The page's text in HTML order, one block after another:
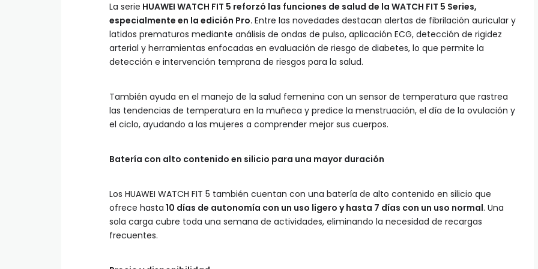
La serie HUAWEI WATCH FIT 5 reforzó las funciones de salud de la WATCH FIT 5 Series,
especialmente en la edición Pro. Entre las novedades destacan alertas de fibrilación auricular y
latidos prematuros mediante análisis de ondas de pulso, aplicación ECG, detección de rigidez
arterial y herramientas enfocadas en evaluación de riesgo de diabetes, lo que permite la
detección e intervención temprana de riesgos para la salud.
También ayuda en el manejo de la salud femenina con un sensor de temperatura que rastrea
las tendencias de temperatura en la muñeca y predice la menstruación, el día de la ovulación y
el ciclo, ayudando a las mujeres a comprender mejor sus cuerpos.
Batería con alto contenido en silicio para una mayor duración
Los HUAWEI WATCH FIT 5 también cuentan con una batería de alto contenido en silicio que
ofrece hasta 10 días de autonomía con un uso ligero y hasta 7 días con un uso normal. Una
sola carga cubre toda una semana de actividades, eliminando la necesidad de recargas
frecuentes.